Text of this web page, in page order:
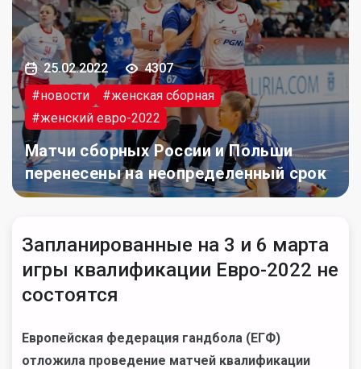
25.02.2022
4307
#новости
#женская сборная
#женский евро-2022
Матчи сборных России и Польши
перенесены на неопределенный срок
Запланированные на 3 и 6 марта
игры квалификации Евро-2022 не
состоятся
Европейская федерация гандбола (ЕГФ)
отложила проведение матчей квалификации